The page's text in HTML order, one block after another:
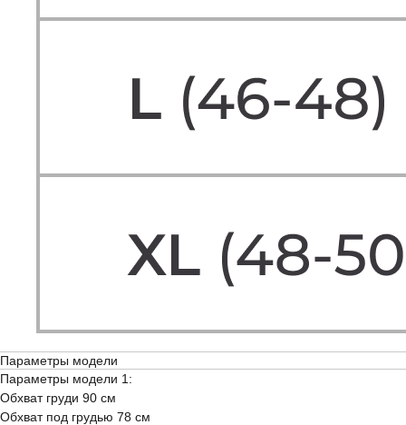
Параметры модели
Параметры модели 1:
Обхват груди 90 см
Обхват под грудью 78 см
ПОЛУЧИТЬ СКИДКУ -10%
Подпишитесь на новостную рассылку и получите скидку
-10%